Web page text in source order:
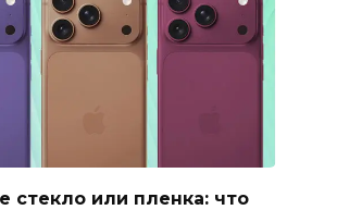
стекло или пленка: что